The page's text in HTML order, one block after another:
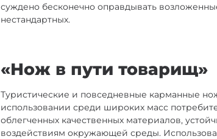
суждено бесконечно оправдывать
нестандартных.
«Нож в пути товарищ»
Туристические и повседневные карманные
использовании среди широких масс
облегченных качественных материалов,
воздействиям окружающей среды.